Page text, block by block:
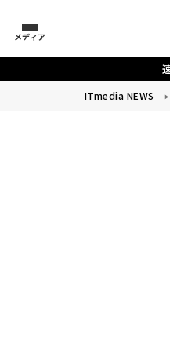
メディア
ITmedia NEWS